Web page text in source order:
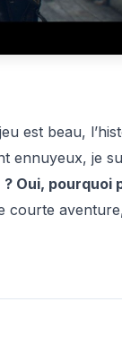
est beau,
ennuyeux, je
Oui, pourquoi
courte